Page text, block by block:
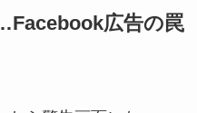
広告の罠